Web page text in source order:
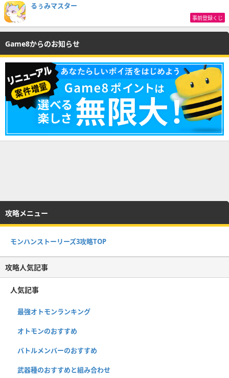
るぅみマスター
事前登録くじ
Game8からのお知らせ
攻略メニュー
モンハンストーリーズ3攻略TOP
攻略人気記事
人気記事
最強オトモンランキング
オトモンのおすすめ
バトルメンバーのおすすめ
武器種のおすすめと組み合わせ